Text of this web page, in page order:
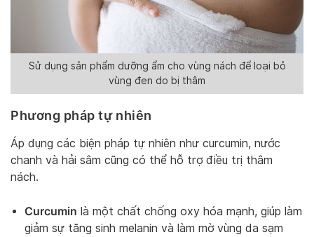
Sử dụng sản phẩm dưỡng ẩm cho vùng nách để loại bỏ
vùng đen do bị thâm
Phương pháp tự nhiên
Áp dụng các biện pháp tự nhiên như curcumin, nước
chanh và hải sâm cũng có thể hỗ trợ điều trị thâm
nách.
Curcumin là một chất chống oxy hóa mạnh, giúp làm
giảm sự tăng sinh melanin và làm mờ vùng da sạm